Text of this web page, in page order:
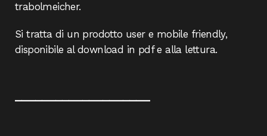
trabolmeicher.
Si tratta di un prodotto user e mobile friendly,
disponibile al download in pdf e alla lettura.